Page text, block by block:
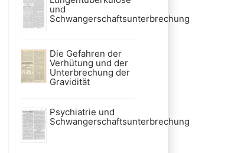
und
Schwangerschaftsunterbrechung
Die Gefahren der
Verhütung und der
Unterbrechung der
Gravidität
Psychiatrie und
Schwangerschaftsunterbrechung